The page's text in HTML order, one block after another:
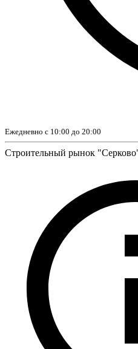
Ежедневно с 10:00 до 20:00
Строительный рынок